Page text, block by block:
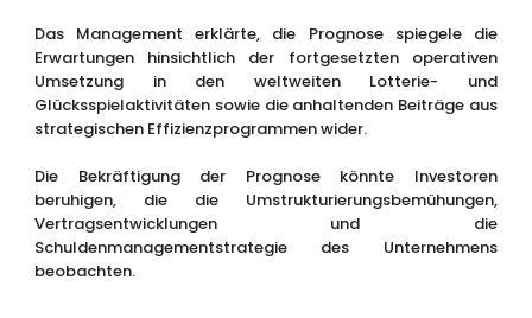
Das Management erklärte, die Prognose spiegele die
Erwartungen hinsichtlich der fortgesetzten operativen
Umsetzung in den weltweiten Lotterie- und
Glücksspielaktivitäten sowie die anhaltenden Beiträge aus
strategischen Effizienzprogrammen wider.
Die Bekräftigung der Prognose könnte Investoren
beruhigen, die die Umstrukturierungsbemühungen,
Vertragsentwicklungen und die
Schuldenmanagementstrategie des Unternehmens
beobachten.